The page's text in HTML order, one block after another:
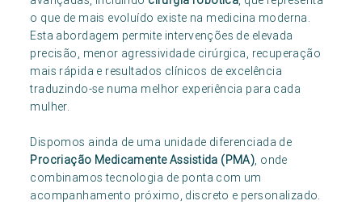
o que de mais evoluído existe na medicina moderna.
Esta abordagem permite intervenções de elevada
precisão, menor agressividade cirúrgica, recuperação
mais rápida e resultados clínicos de excelência
traduzindo-se numa melhor experiência para cada
mulher.
Dispomos ainda de uma unidade diferenciada de
Procriação Medicamente Assistida (PMA), onde
combinamos tecnologia de ponta com um
acompanhamento próximo, discreto e personalizado.